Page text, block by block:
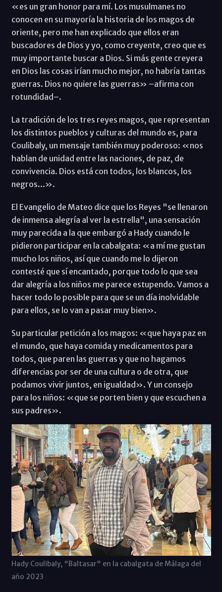
«es un gran honor para mí. Los musulmanes no
conocen en su mayoría la historia de los magos de
oriente, pero me han explicado que ellos eran
buscadores de Dios y yo, como creyente, creo que es
muy importante buscar a Dios. Si más gente creyera
en Dios las cosas irían mucho mejor, no habría tantas
guerras. Dios no quiere las guerras» –afirma con
rotundidad–.
La tradición de los tres reyes magos, que representan
los distintos pueblos y culturas del mundo es, para
Coulibaly, un mensaje también muy poderoso: «nos
hablan de unidad entre las naciones, de paz, de
convivencia. Dios está con todos, los blancos, los
negros...».
El Evangelio de Mateo dice que los Reyes "se llenaron
de inmensa alegría al ver la estrella", una sensación
muy parecida a la que embargó a Hady cuando le
pidieron participar en la cabalgata: «a mí me gustan
mucho los niños, así que cuando me lo dijeron
contesté que sí encantado, porque todo lo que sea
dar alegría a los niños me parece estupendo. Vamos a
hacer todo lo posible para que se un día inolvidable
para ellos, se lo van a pasar muy bien».
Su particular petición a los magos: «que haya paz en
el mundo, que haya comida y medicamentos para
todos, que paren las guerras y que no hagamos
diferencias por ser de una cultura o de otra, que
podamos vivir juntos, en igualdad». Y un consejo
para los niños: «que se porten bien y que escuchen a
sus padres».
Hady Coulibaly, "Baltasar" en la cabalgata de Málaga del
año 2023